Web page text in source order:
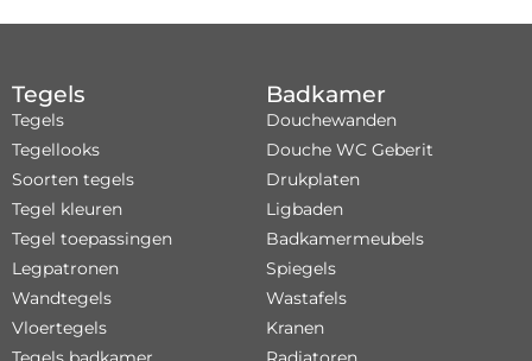
Tegels
Tegels
Tegellooks
Soorten tegels
Tegel kleuren
Tegel toepassingen
Legpatronen
Wandtegels
Vloertegels
Badkamer
Douchewanden
Douche WC Geberit
Drukplaten
Ligbaden
Badkamermeubels
Spiegels
Wastafels
Kranen